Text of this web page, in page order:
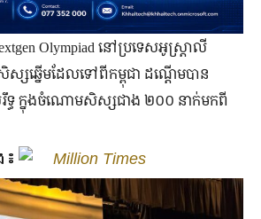
Olympiad នៅ​ប្រទេសអូស្ត្រាលី
ឆ្នើម​ដែល​ទៅ​ពី​កម្ពុជា ដណ្ដើម​បាន​
ទ្ធ ក្នុង​ចំណោម​សិស្ស​ជាង ២០០ នាក់​មកពី
Million Times